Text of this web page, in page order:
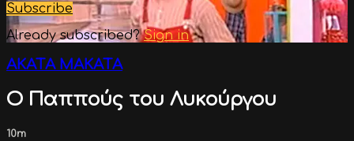
Subscribe
Already subscribed?Sign in
ΑΚΑΤΑ ΜΑΚΑΤΑ
Ο Παππούς του Λυκούργου
10m